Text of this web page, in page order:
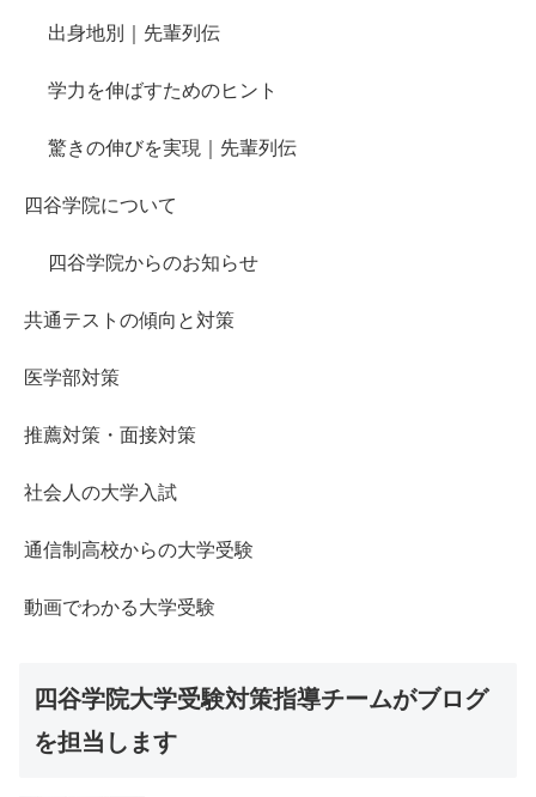
出身地別｜先輩列伝
学力を伸ばすためのヒント
驚きの伸びを実現｜先輩列伝
四谷学院について
四谷学院からのお知らせ
共通テストの傾向と対策
医学部対策
推薦対策・面接対策
社会人の大学入試
通信制高校からの大学受験
動画でわかる大学受験
四谷学院大学受験対策指導チームがブログ
を担当します